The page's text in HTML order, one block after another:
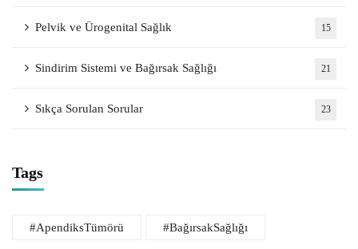
Pelvik ve Ürogenital Sağlık 15
Sindirim Sistemi ve Bağırsak Sağlığı 21
Sıkça Sorulan Sorular 23
Tags
#ApendiksTümörü #BağırsakSağlığı